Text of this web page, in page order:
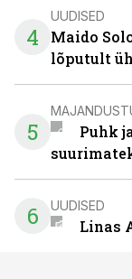
4
UUDISED
Maido
lõputult
5
Puhk
6 UUDISED
Linas